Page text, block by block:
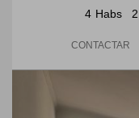
4 Habs 2
CONTACTAR